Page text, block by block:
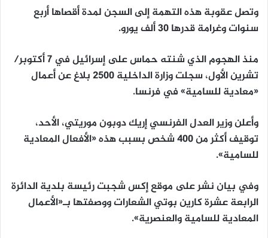
وتصل عقوبة هذه التهمة إلى السجن لمدة أقصاها أربع
سنوات وغرامة قدرها 30 ألف يورو.
منذ الهجوم الذي شنته حماس على إسرائيل في 7 أكتوبر/
تشرين الأول، سجلت وزارة الداخلية 2500 بلاغ عن أعمال
«معادية للسامية» في فرنسا.
وأعلن وزير العدل الفرنسي إريك دوبون موريتي، الأحد،
توقيف أكثر من 400 شخص بسبب هذه «الأفعال المعادية
للسامية».
وفي بيان نشر على موقع إكس شجبت رئيسة بلدية الدائرة
الرابعة عشرة كارين بوتي الشعارات ووصفتها بـ«الأعمال
المعادية للسامية والعنصرية».